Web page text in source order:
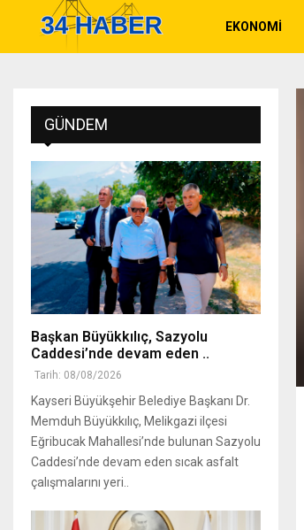
EKONOMI
GÜNDEM
Başkan Büyükkılıç, Sazyolu
Caddesi’nde devam eden ..
Tarih: 08/08/2026
Kayseri Büyükşehir Belediye Başkanı Dr.
Memduh Büyükkılıç, Melikgazi ilçesi
Eğribucak Mahallesi’nde bulunan Sazyolu
Caddesi’nde devam eden sıcak asfalt
çalışmalarını yeri..